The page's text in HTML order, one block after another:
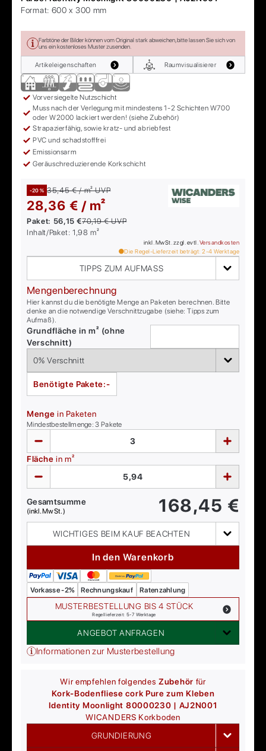
Format: 600 x 300 mm
Farbtöne der Bilder können vom Original stark abweichen, bitte lassen Sie sich von
uns ein kostenloses Muster zusenden.
Artikeleigenschaften Raumvisualisierer
Vorversiegelte Nutzschicht
Muss nach der Verlegung mit mindestens 1-2 Schichten W700
oder W2000 lackiert werden! (siehe Zubehör)
Strapazierfähig, sowie kratz- und abriebfest
PVC und schadstofffrei
Emissionsarm
Geräuschreduzierende Korkschicht
-20 % 35,45 € / m²UVP
28,36 € / m²
Paket: 56,15 €70,19 €UVP
Inhalt/Paket:1,98 m²
inkl. MwSt. zzgl. evtl. Versandkosten
Die Regel-Lieferzeit beträgt: 2-4 Werktage
TIPPS ZUM AUFMASS
Mengenberechnung
Hier kannst du die benötigte Menge an Paketen berechnen. Bitte
denke an die notwendige Verschnittzugabe (siehe: Tipps zum
Aufmaß).
Grundfläche in m² (ohne
Verschnitt)
Benötigte Pakete:-
Menge in Paketen
Mindestbestellmenge:3 Pakete
Fläche in m²
Gesamtsumme
(inkl. MwSt.) 168,45 €
WICHTIGES BEIM KAUF BEACHTEN
In den Warenkorb
Vorkasse -2% Rechnungskauf Ratenzahlung
MUSTERBESTELLUNG BIS 4 STÜCK
Regellieferzeit: 5-7 Werktage
ANGEBOT ANFRAGEN
Informationen zur Musterbestellung
Wir empfehlen folgendesZubehör für
Kork-Bodenfliese cork Pure zum Kleben
Identity Moonlight 80000230 | AJ2N001
WICANDERS Korkboden
GRUNDIERUNG